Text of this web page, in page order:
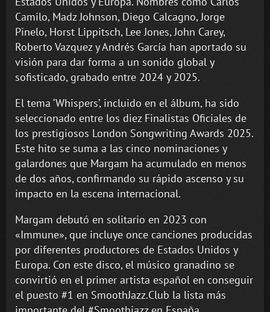
Camilo, Madz Johnson, Diego Calcagno, Jorge
Pinelo, Horst Lippitsch, Lee Jones, John Carey,
Roberto Vazquez y Andrés García han aportado su
visión para dar forma a un sonido global y
sofisticado, grabado entre 2024 y 2025.
El tema ‘Whispers’, incluido en el álbum, ha sido
seleccionado entre los diez Finalistas Oficiales de
los prestigiosos London Songwriting Awards 2025.
Este hito se suma a las cinco nominaciones y
galardones que Margam ha acumulado en menos
de dos años, confirmando su rápido ascenso y su
impacto en la escena internacional.
Margam debutó en solitario en 2023 con
«Immune», que incluye once canciones producidas
por diferentes productores de Estados Unidos y
Europa. Con este disco, el músico granadino se
convirtió en el primer artista español en conseguir
el puesto #1 en SmoothJazz.Club la lista más